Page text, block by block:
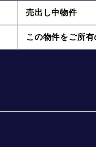
売出し中物件
この物件をご所